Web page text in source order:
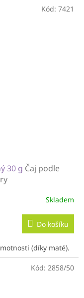
30 g Čaj podle
Skladem
Do košíku
(díky maté).
Kód: 7421
Kód: 2858/50